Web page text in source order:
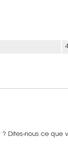
Dites-nous ce que